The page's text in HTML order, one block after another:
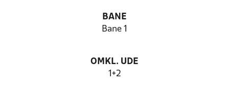
BANE
Bane 1
OMKL. UDE
1+2